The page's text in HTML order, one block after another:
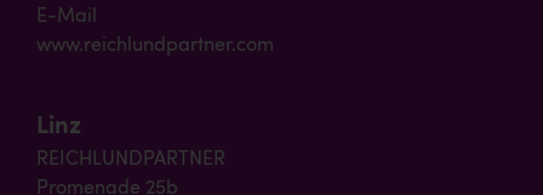
E-Mail
www.reichlundpartner.com
Linz
REICHLUNDPARTNER
Promenade 25b